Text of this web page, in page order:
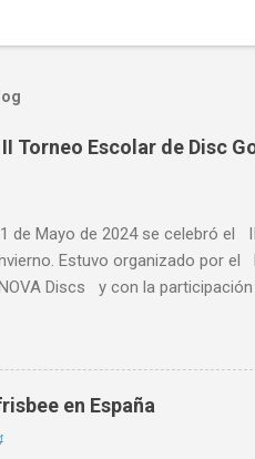
Torneo Escolar de Disc
de Mayo de 2024 se celebró el
Estuvo organizado por
Discs y con la participación
de Asturias, como Gijón , Avilés,
alta participación del IES
retomó este torneo que pone
Y es que son cada vez
y que incluyen esta
en España